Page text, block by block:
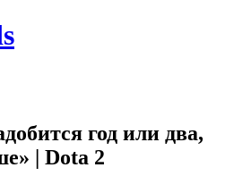
год или два,
| Dota 2